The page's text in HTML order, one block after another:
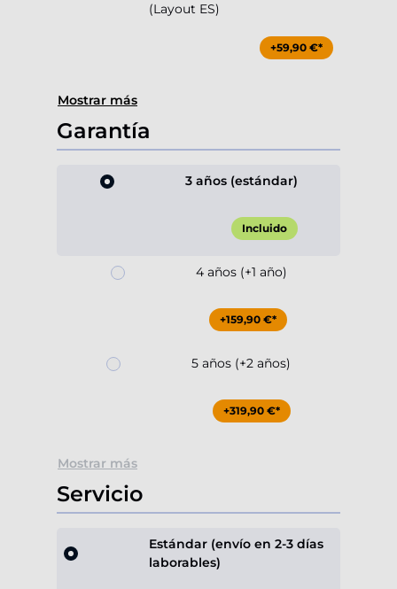
(Layout ES)
+59,90 €*
Mostrar más
Garantía
3 años (estándar)
Incluido
4 años (+1 año)
+159,90 €*
5 años (+2 años)
+319,90 €*
Mostrar más
Servicio
Estándar (envío en 2-3 días
laborables)